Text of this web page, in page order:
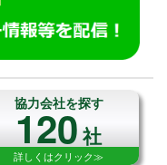
協力会社を探す
120社
詳しくはクリック≫